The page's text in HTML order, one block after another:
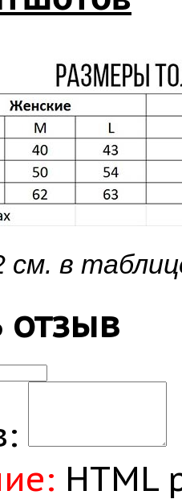
см. в
отзыв
HTML